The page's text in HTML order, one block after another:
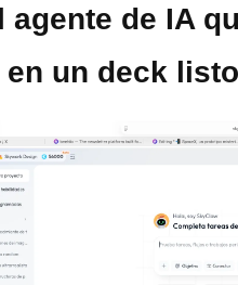
agente de IA
en un deck